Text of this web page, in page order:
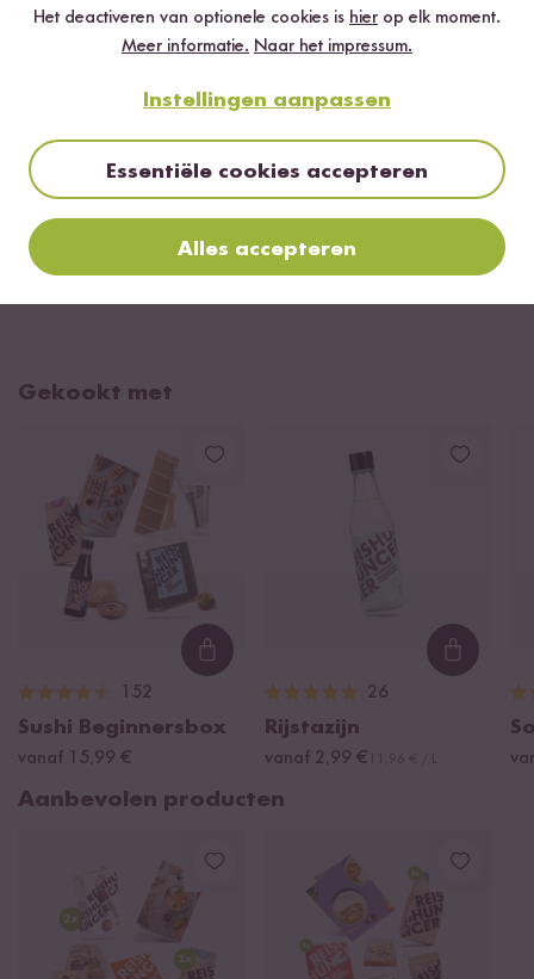
VOOR NIGIRI SUSHI:
Haal een handvol rijst uit de kom. Vorm de rijst met de hand tot
de vorm en grootte van een wijnkurk.
Bedek nu de rijst met de gehakte ingrediënten.
Guten Reishunger!
READY
Gekookt met
Loading...
152
Sushi Beginnersbox
vanaf 15,99 €
26
Rijstazijn
vanaf 2,99 €
Aanbevolen producten
Het deactiveren van optionele cookies is hier op elk moment.
Meer informatie. Naar het impressum.
Instellingen aanpassen
Essentiële cookies accepteren
Alles accepteren